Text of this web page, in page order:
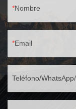
Nombre
Email
Teléfono/